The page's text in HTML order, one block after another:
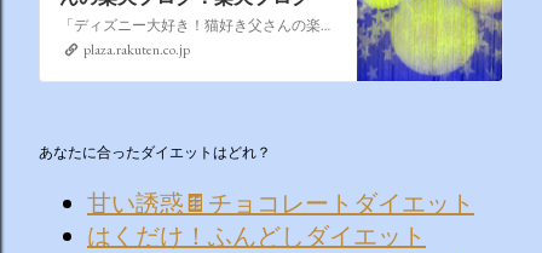
「ディズニー大好き！猫好き父さんの楽天ブログ」にようこそ！ いろんなブログサービスが廃止になるなか満を持して楽天ブログをはじめようと思います。 よろしくお願いいたします。
plaza.rakuten.co.jp
あなたに合ったダイエットはどれ？
甘い誘惑🍫チョコレートダイエット
はくだけ！ふんどしダイエット